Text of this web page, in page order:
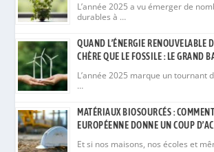
L’année 2025 a vu émerger de
durables à …
QUAND L’ÉNERGIE RENOUVELABLE
CHÈRE QUE LE FOSSILE : LE GRAND
L’année 2025 marque un tournant
…
MATÉRIAUX BIOSOURCÉS :
EUROPÉENNE DONNE UN COUP
Et si nos maisons, nos écoles et